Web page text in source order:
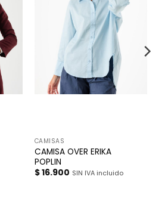
CAMISAS
CAMISA OVER ERIKA
POPLIN
$16.900 SIN IVA incluido